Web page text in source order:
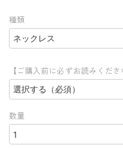
種類
【ご購入前に必ずお読みくだ
数量